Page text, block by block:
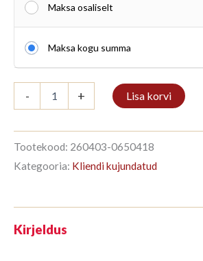
Maksa osaliselt
Maksa kogu summa
-
3/7
Mahonki
kogus
+ Lisa korvi
Tootekood: 260403-0650418
Kategooria: Kliendi kujundatud
Kirjeldus